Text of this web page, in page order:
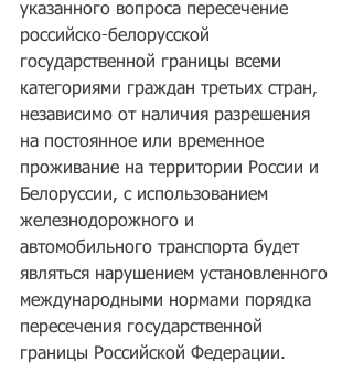
указанного вопроса пересечение
российско-белорусской
государственной границы всеми
категориями граждан третьих стран,
независимо от наличия разрешения
на постоянное или временное
проживание на территории России и
Белоруссии, с использованием
железнодорожного и
автомобильного транспорта будет
являться нарушением установленного
международными нормами порядка
пересечения государственной
границы Российской Федерации.